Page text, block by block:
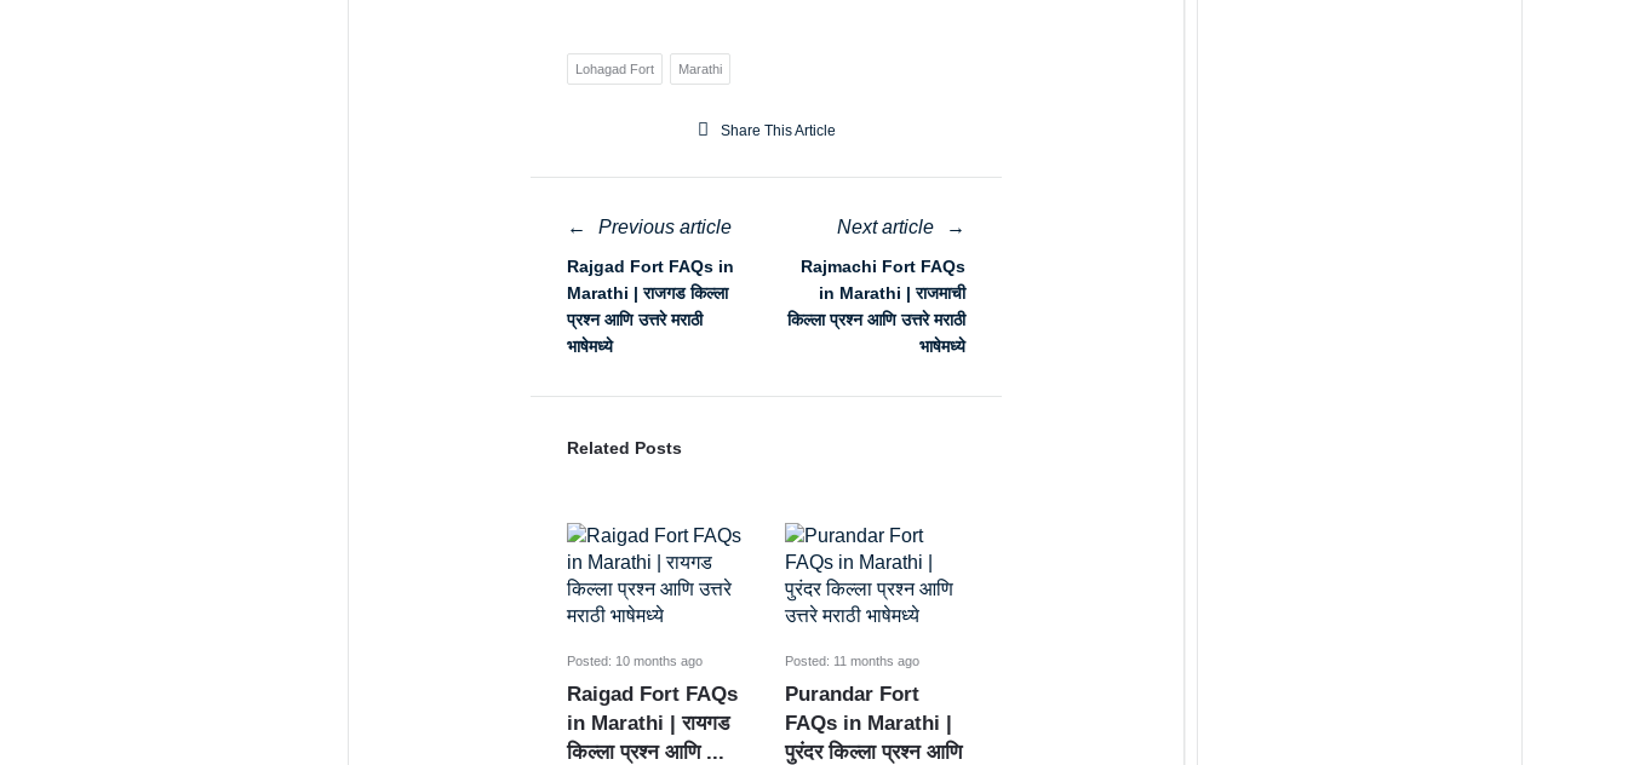
Lohagad Fort Marathi
Share This Article
Previous article
Rajgad Fort FAQs in
Marathi | राजगड किल्ला
प्रश्न आणि उत्तरे मराठी
भाषेमध्ये
Next article
Rajmachi Fort FAQs
in Marathi | राजमाची
किल्ला प्रश्न आणि उत्तरे मराठी
भाषेमध्ये
Related Posts
Posted: 10 months ago
Raigad Fort FAQs
in Marathi | रायगड
किल्ला प्रश्न आणि ...
Posted: 11 months ago
Purandar Fort
FAQs in Marathi |
पुरंदर किल्ला प्रश्न आणि